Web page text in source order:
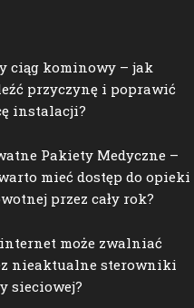
ciąg kominowy – jak
przyczynę i poprawić
instalacji?
Pakiety Medyczne –
mieć dostęp do opieki
przez cały rok?
może zwalniać
nieaktualne sterowniki
sieciowej?